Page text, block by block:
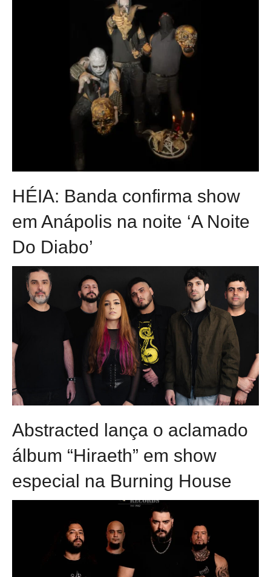
HÉIA: Banda confirma show
em Anápolis na noite ‘A Noite
Do Diabo’
Abstracted lança o aclamado
álbum “Hiraeth” em show
especial na Burning House